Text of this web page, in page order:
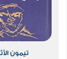
تيمون